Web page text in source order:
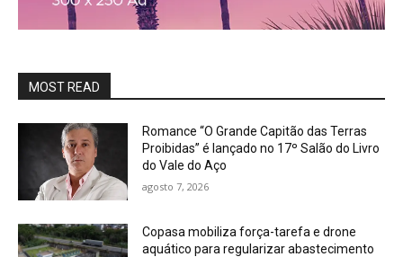
MOST READ
Romance “O Grande Capitão das Terras
Proibidas” é lançado no 17º Salão do Livro
do Vale do Aço
agosto 7, 2026
Copasa mobiliza força-tarefa e drone
aquático para regularizar abastecimento